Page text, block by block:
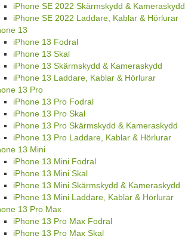
iPhone SE 2022 Skärmskydd & Kameraskydd
iPhone SE 2022 Laddare, Kablar & Hörlurar
13
iPhone 13 Fodral
iPhone 13 Skal
iPhone 13 Skärmskydd & Kameraskydd
iPhone 13 Laddare, Kablar & Hörlurar
13 Pro
iPhone 13 Pro Fodral
iPhone 13 Pro Skal
iPhone 13 Pro Skärmskydd & Kameraskydd
iPhone 13 Pro Laddare, Kablar & Hörlurar
13 Mini
iPhone 13 Mini Fodral
iPhone 13 Mini Skal
iPhone 13 Mini Skärmskydd & Kameraskydd
iPhone 13 Mini Laddare, Kablar & Hörlurar
13 Pro Max
iPhone 13 Pro Max Fodral
iPhone 13 Pro Max Skal